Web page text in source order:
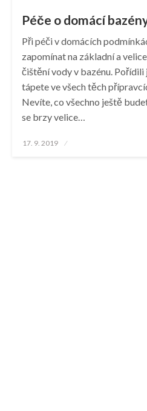
Péče o domácí
Při péči v domácích
zapomínat na základní a
čištění vody v bazénu. Pořídili
tápete ve všech těch
Nevíte, co všechno ještě
se brzy velice…
Posted
17. 9. 2019